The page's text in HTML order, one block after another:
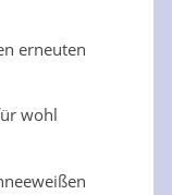
erneuten
wohl